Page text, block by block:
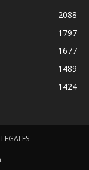
2088
1797
1677
1489
1424